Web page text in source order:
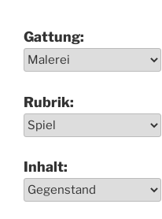
Gattung:
Rubrik:
Inhalt: